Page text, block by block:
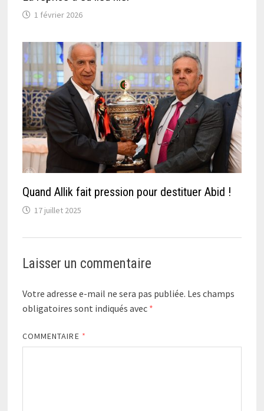
1 février 2026
Quand Allik fait pression pour destituer Abid !
17 juillet 2025
Laisser un commentaire
Votre adresse e-mail ne sera pas publiée. Les champs
obligatoires sont indiqués avec *
COMMENTAIRE *